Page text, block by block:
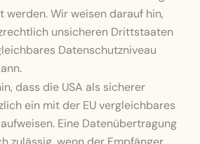
Wir weisen darauf hin,
unsicheren Drittstaaten
Datenschutzniveau
dass die USA als sicherer
ein mit der EU vergleichbares
Eine Datenübertragung